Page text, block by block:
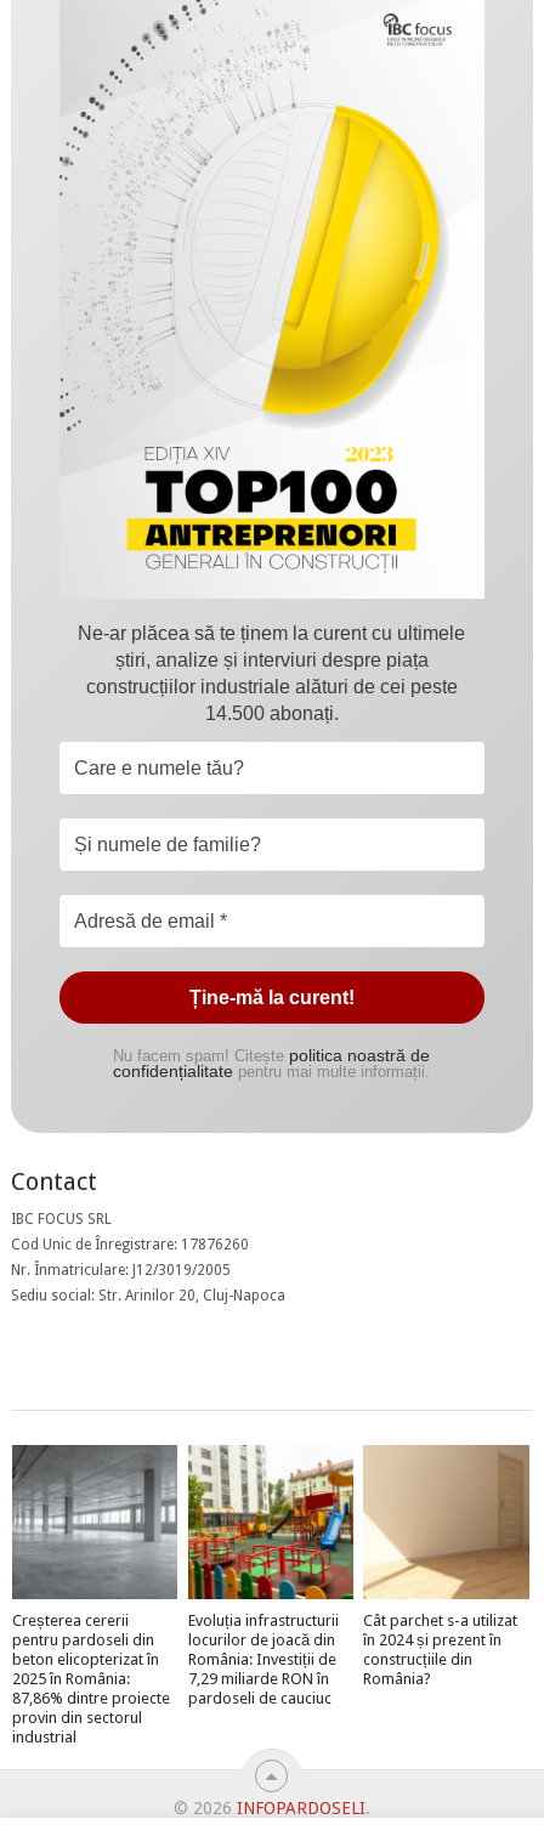
Ne-ar plăcea să te ținem la curent cu ultimele
știri, analize și interviuri despre piața
construcțiilor industriale alături de cei peste
14.500 abonați.
Nu facem spam! Citește politica noastră de
confidențialitate pentru mai multe informații.
Contact
IBC FOCUS SRL
Cod Unic de Înregistrare: 17876260
Nr. Înmatriculare: J12/3019/2005
Sediu social: Str. Arinilor 20, Cluj-Napoca
Creșterea cererii
pentru pardoseli din
beton elicopterizat în
2025 în România:
87,86% dintre proiecte
provin din sectorul
industrial
Evoluția infrastructurii
locurilor de joacă din
România: Investiții de
7,29 miliarde RON în
pardoseli de cauciuc
Cât parchet s-a utilizat
în 2024 și prezent în
construcțiile din
România?
© 2026 INFOPARDOSELI.